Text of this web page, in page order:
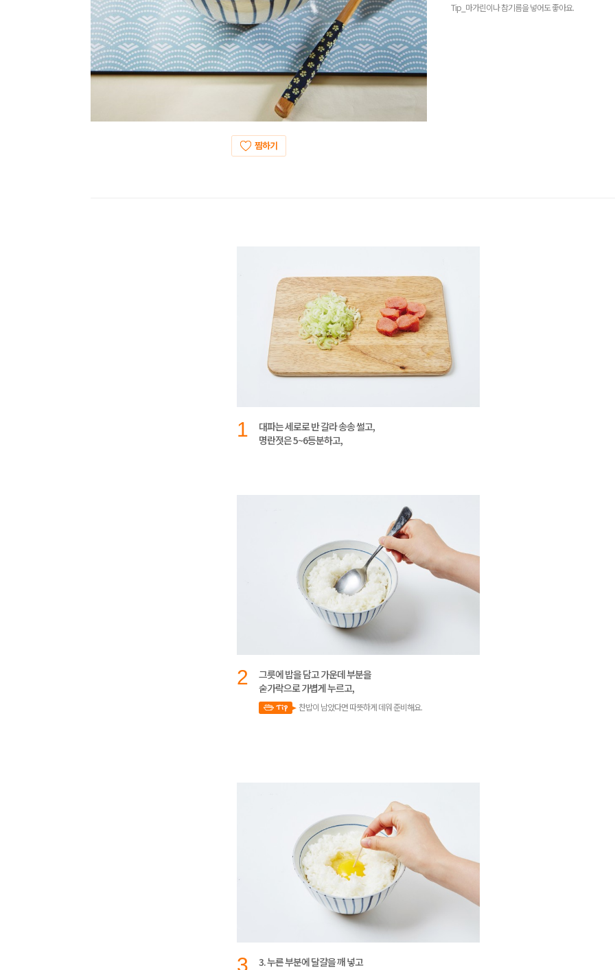
Tip_마가린이나 참기름을 넣어도 좋아요.
1
대파는 세로로 반 갈라 송송 썰고,
명란젓은 5~6등분하고,
2
그릇에 밥을 담고 가운데 부분을
숟가락으로 가볍게 누르고,
찬밥이 남았다면 따뜻하게 데워 준비해요.
3
3. 누른 부분에 달걀을 깨 넣고